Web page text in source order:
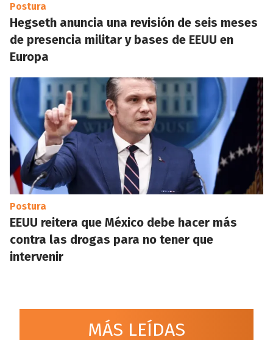
Postura
Hegseth anuncia una revisión de seis meses
de presencia militar y bases de EEUU en
Europa
Postura
EEUU reitera que México debe hacer más
contra las drogas para no tener que
intervenir
MÁS LEÍDAS